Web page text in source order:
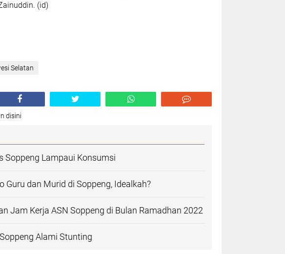
(id)
Selatan
disini
Soppeng Lampaui Konsumsi
Guru dan Murid di Soppeng, Idealkah?
Jam Kerja ASN Soppeng di Bulan Ramadhan 2022
Alami Stunting